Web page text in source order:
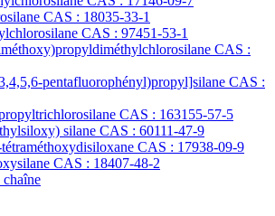
CAS : 18035-33-1
CAS : 97451-53-1
CAS :
pentafluorophényl)propyl]silane CAS :
CAS : 163155-57-5
silane CAS : 60111-47-9
CAS : 17938-09-9
CAS : 18407-48-2